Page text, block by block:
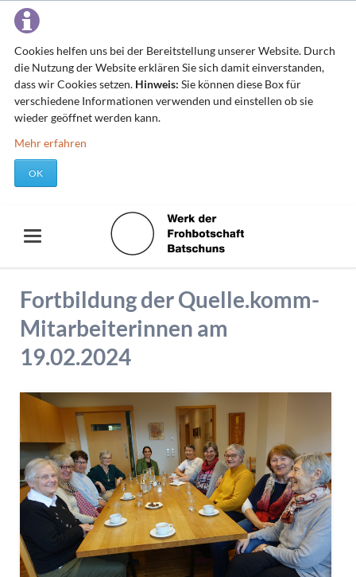
Cookies helfen uns bei der Bereitstellung unserer Website. Durch
die Nutzung der Website erklären Sie sich damit einverstanden,
dass wir Cookies setzen. Hinweis: Sie können diese Box für
verschiedene Informationen verwenden und einstellen ob sie
wieder geöffnet werden kann.
Mehr erfahren
OK
Fortbildung der Quelle.komm-
Mitarbeiterinnen am
19.02.2024